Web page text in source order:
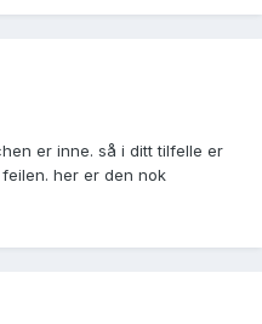
er inne. så i ditt tilfelle er
her er den nok